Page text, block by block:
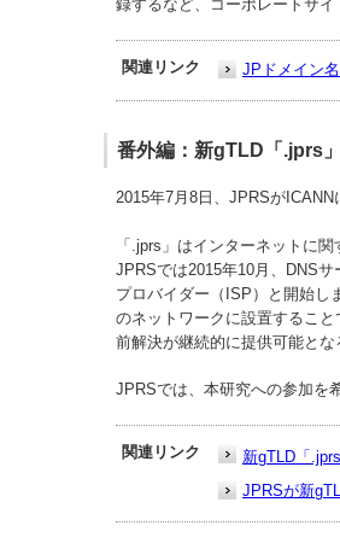
録するなど、コーポレートサ
関連リンク JPドメイン
番外編：新gTLD「.jprs
2015年7月8日、JPRSが
「.jprs」はインターネットに
JPRSでは2015年10月、DNS
プロバイダー（ISP）と開始し
のネットワークに設置するこ
前解決が継続的に提供可能と
JPRSでは、本研究への参加を
関連リンク
新gTLD「
JPRSが新